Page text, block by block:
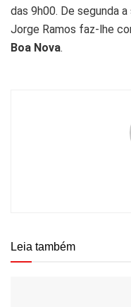
das 9h00. De segunda
Jorge Ramos faz-lhe
Boa Nova.
Leia também